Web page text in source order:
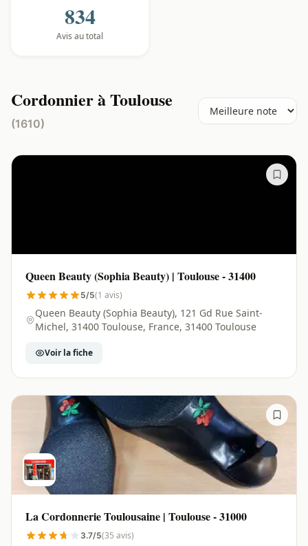
834
Avis au total
Cordonnier à Toulouse
(1610)
Queen Beauty (Sophia Beauty) | Toulouse - 31400
5/5(1 avis)
Queen Beauty (Sophia Beauty), 121 Gd Rue Saint-
Michel, 31400 Toulouse, France, 31400 Toulouse
Voir la fiche
La Cordonnerie Toulousaine | Toulouse - 31000
3.7/5(35 avis)